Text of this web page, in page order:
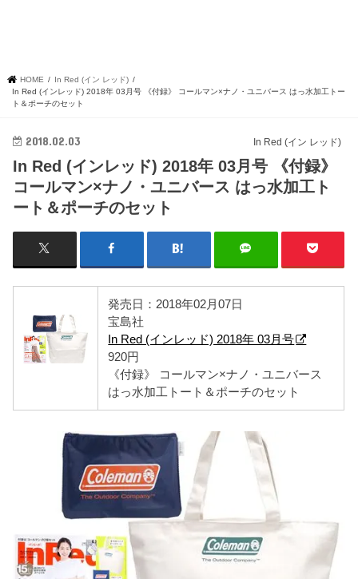
HOME
In Red (イン レッド)
In Red (インレッド) 2018年 03月号 《付録》 コールマン×ナノ・ユニバース はっ水加工トー
ト＆ポーチのセット
In Red (イン レッド)
2018.02.03
In Red (インレッド) 2018年 03月号 《付録》
コールマン×ナノ・ユニバース はっ水加工ト
ート＆ポーチのセット
発売日：2018年02月07日
宝島社
In Red (インレッド) 2018年 03月号
920円
《付録》 コールマン×ナノ・ユニバース
はっ水加工トート＆ポーチのセット